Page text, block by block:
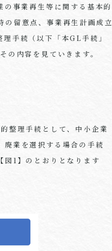
事業再生等に関する基本的
の留意点、事業再生計画成立
理手続（以下「本GL 手続」
の内容を見ていきます。
整理手続として、中小企業
廃業を選択する場合の手続
図 1 】のとおりとなります